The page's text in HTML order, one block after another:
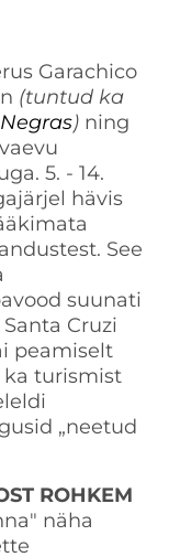
Garachico
(tuntud ka
) ning
5. - 14.
hävis
See
suunati
Cruzi
peamiselt
ka turismist
„neetud
ROHKEM
näha